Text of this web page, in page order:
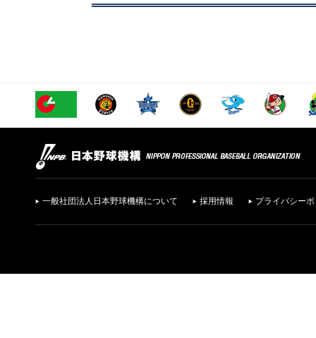
一般社団法人日本野球機構について 採用情報 プライバシー